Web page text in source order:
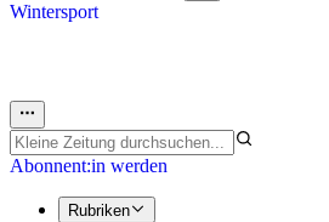
Wintersport
Abonnent:in werden
Rubriken